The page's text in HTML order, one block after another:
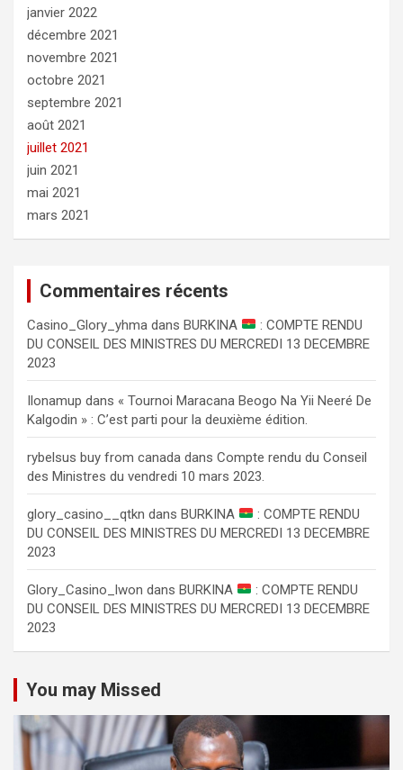
janvier 2022
décembre 2021
novembre 2021
octobre 2021
septembre 2021
août 2021
juillet 2021
juin 2021
mai 2021
mars 2021
Commentaires récents
Сasino_Glory_yhma dans BURKINA
: COMPTE RENDU
DU CONSEIL DES MINISTRES DU MERCREDI 13 DECEMBRE
2023
Ilonamup dans « Tournoi Maracana Beogo Na Yii Neeré De
Kalgodin » : C’est parti pour la deuxième édition.
rybelsus buy from canada dans Compte rendu du Conseil
des Ministres du vendredi 10 mars 2023.
glory_casino__qtkn dans BURKINA
: COMPTE RENDU
DU CONSEIL DES MINISTRES DU MERCREDI 13 DECEMBRE
2023
Glory_Casino_lwon dans BURKINA
: COMPTE RENDU
DU CONSEIL DES MINISTRES DU MERCREDI 13 DECEMBRE
2023
You may Missed